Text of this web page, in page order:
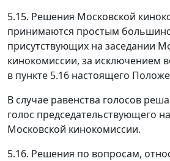
5.15. Решения Московской
принимаются простым
присутствующих на заседании
кинокомиссии, за исключением
в пункте 5.16 настоящего
В случае равенства голосов
голос председательствующего
Московской кинокомиссии.
5.16. Решения по вопросам,